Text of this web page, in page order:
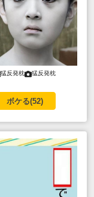
猛反発枕 猛反発枕
ボケる(52)